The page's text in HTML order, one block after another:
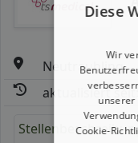
Neutraubling
aktualisiert
Diese
Wir
unserer
Cookie-